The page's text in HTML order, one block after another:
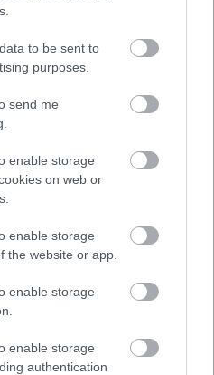
to be sent to
purposes.
send me
enable storage
on web or
enable storage
the website or app.
enable storage
enable storage
authentication
καταθέσεις: Πότε
θεωρούνται κρυφή